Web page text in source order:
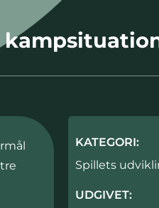
KATEGORI:
Spillets
UDGIVET: